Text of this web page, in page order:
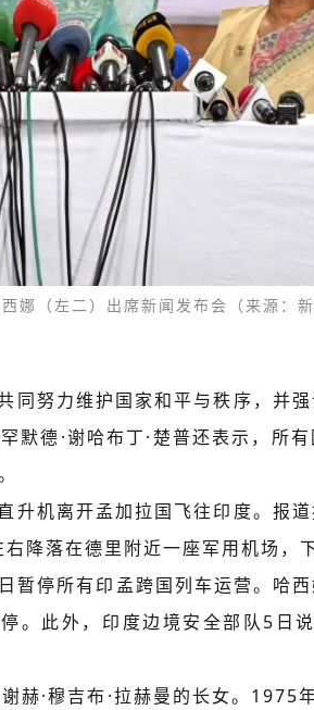
娜（左二）出席新闻发布会（来源：新
同努力维护国家和平与秩序，并
默德·谢哈布丁·楚普还表示，所
机离开孟加拉国飞往印度。报道
降落在德里附近一座军用机场，
暂停所有印孟跨国列车运营。哈
。此外，印度边境安全部队5日
赫·穆吉布·拉赫曼的长女。1975